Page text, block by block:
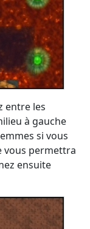
entre les
à gauche
si vous
vous permettra
ensuite